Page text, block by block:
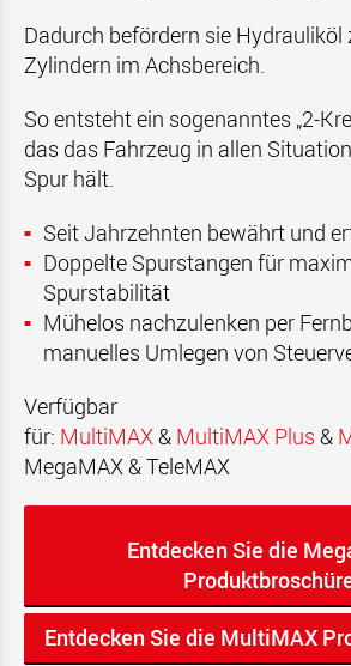
Dadurch befördern sie Hydrauliköl
Zylindern im Achsbereich.
So entsteht ein sogenanntes „2-
das das Fahrzeug in allen
Spur hält.
Seit Jahrzehnten bewährt und
Doppelte Spurstangen für
Spurstabilität
Mühelos nachzulenken per
manuelles Umlegen von
Verfügbar
für: MultiMAX& MultiMAX Plus &
MegaMAX & TeleMAX
Entdecken Sie die
Entdecken Sie die MultiMAX